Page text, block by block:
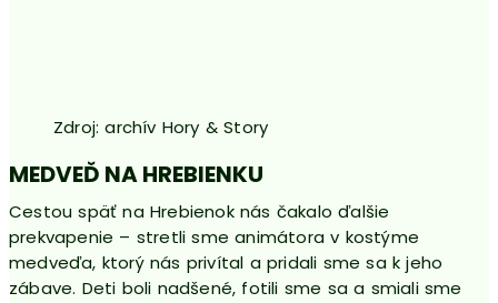
Zdroj: archív Hory & Story
MEDVEĎ NA HREBIENKU
Cestou späť na Hrebienok nás čakalo ďalšie
prekvapenie – stretli sme animátora v kostýme
medveďa, ktorý nás privítal a pridali sme sa k jeho
zábave. Deti boli nadšené, fotili sme sa a smiali sme